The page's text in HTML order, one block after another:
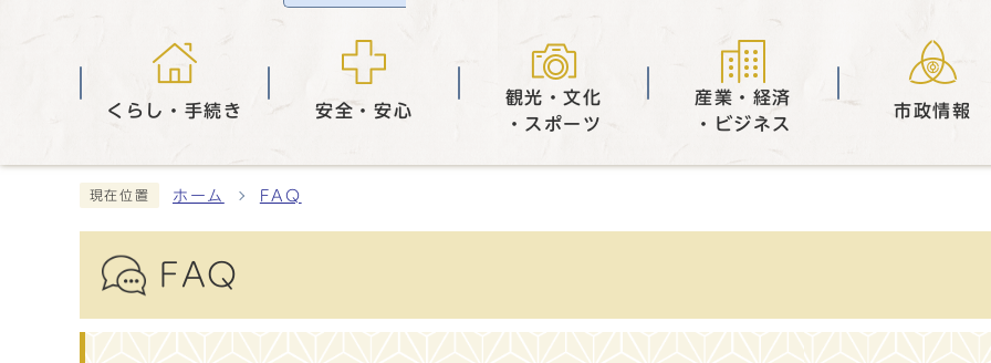
くらし・手続き 安全・安心
観光・文化
・スポーツ
産業・経済
・ビジネス
市政情報
現在位置 ホーム FAQ
FAQ